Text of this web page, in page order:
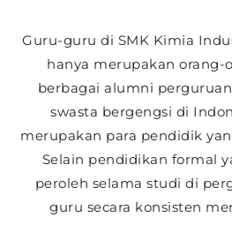
Guru-guru di SMK Kimia
hanya merupakan orang-
berbagai alumni
swasta bergengsi di
merupakan para pendidik
Selain pendidikan formal
peroleh selama studi di
guru secara konsisten